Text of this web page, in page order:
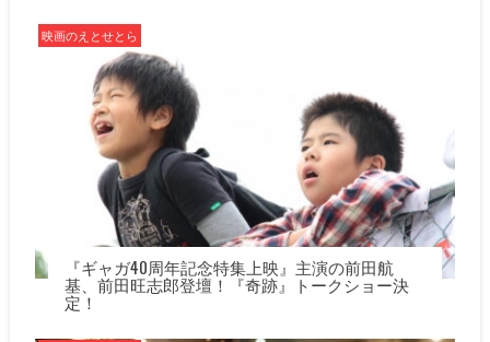
映画のえとせとら
『ギャガ40周年記念特集上映』主演の前田航
基、前田旺志郎登壇！『奇跡』トークショー決
定！